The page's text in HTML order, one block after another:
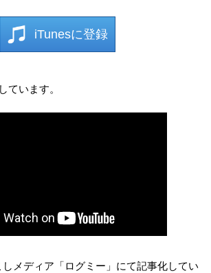
iTunesに登録
ています。
メディア「ログミー」にて記事化してい